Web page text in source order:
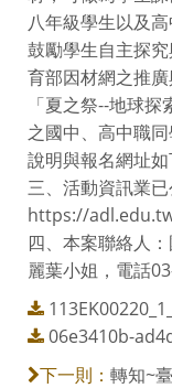
八年級學生以及
鼓勵學生自主探
育部因材網之推
「夏之祭--地球
之國中、高中職
說明與報名網址
三、活動資訊業
https://
四、本案聯絡人
麗葉小姐，電話
06e3410b-
下一則： 轉知~